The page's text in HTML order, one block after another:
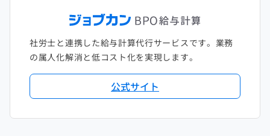
社労士と連携した給与計算代行サービスです。業務
の属人化解消と低コスト化を実現します。
公式サイト